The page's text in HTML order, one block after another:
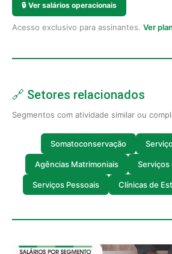
🔒 Ver salários operacionais
Acesso exclusivo para assinantes. Ver
🔗 Setores relacionados
Segmentos com atividade similar ou
Somatoconservação
Agências Matrimoniais Serviços
Serviços Pessoais Clínicas de